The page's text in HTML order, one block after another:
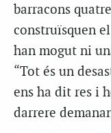
barracons
construïsquen
han mogut ni
“Tot és un
ens ha dit res i
darrere